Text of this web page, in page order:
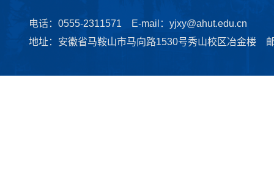
电话：0555-2311571 E-mail：yjxy@ahut.edu.cn
地址：安徽省马鞍山市马向路1530号秀山校区冶金楼